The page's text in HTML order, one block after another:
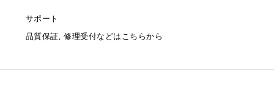
サポート
品質保証, 修理受付などはこちらから